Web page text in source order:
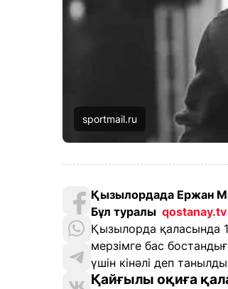
sportmail.ru
Қызылордада Ержан
Бұл туралы qostanay.tv
Қызылорда қаласында
мерзімге бас
үшін кінәлі деп
Қайғылы оқиға